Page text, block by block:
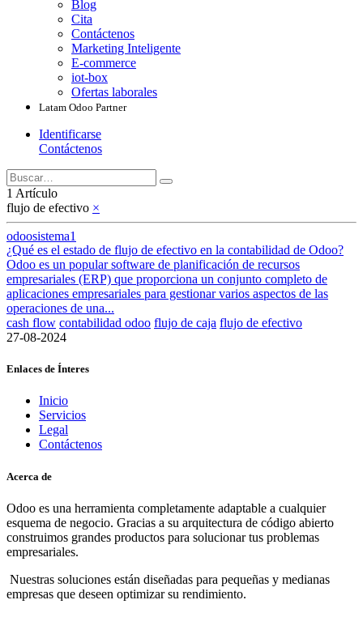
Blog
Cita
Contáctenos
Marketing Inteligente
E-commerce
iot-box
Ofertas laborales
Latam Odoo Partner
Identificarse
Contáctenos
1 Artículo
flujo de efectivo ×
odoosistema1
¿Qué es el estado de flujo de efectivo en la contabilidad de Odoo?
Odoo es un popular software de planificación de recursos
empresariales (ERP) que proporciona un conjunto completo de
aplicaciones empresariales para gestionar varios aspectos de las
operaciones de una...
cash flow contabilidad odoo flujo de caja flujo de efectivo
27-08-2024
Enlaces de Ínteres
Inicio
Servicios
Legal
Contáctenos
Acerca de
Odoo es una herramienta completamente adaptable a cualquier
esquema de negocio. Gracias a su arquitectura de código abierto
construimos grandes productos para solucionar tus problemas
empresariales.
Nuestras soluciones están diseñadas para pequeñas y medianas
empresas que deseen optimizar su rendimiento.